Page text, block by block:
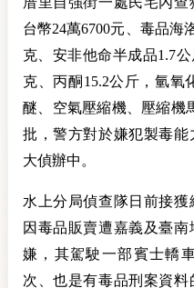
台幣24萬6700元、毒品海
克、安非他命半成品1.7
克、丙酮15.2公斤，氫氧
醚、空氣壓縮機、壓縮機
批，警方對於嫌犯製毒
大偵辦中。
水上分局偵查隊日前接獲
因毒品販賣遭嘉義及臺
嫌，其駕駛一部賓士轎
次、也是有毒品刑案資